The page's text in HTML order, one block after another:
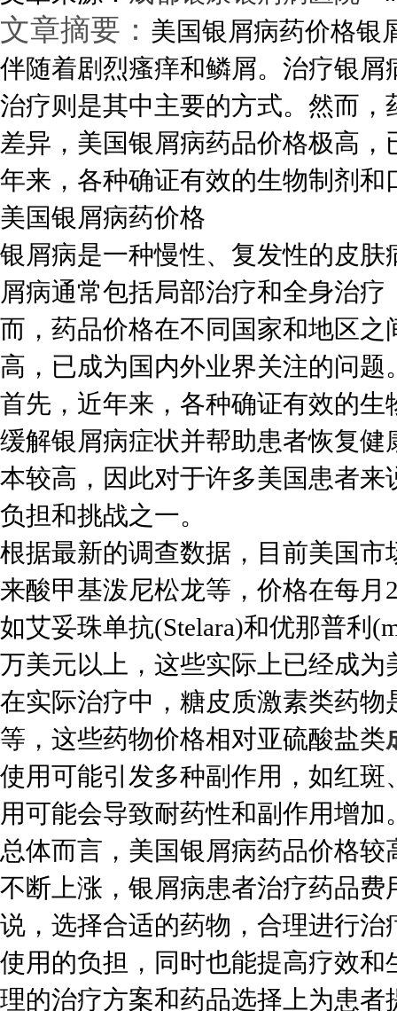
文章摘要： 美国银屑病药价格银
伴随着剧烈瘙痒和鳞屑。治疗银
治疗则是其中主要的方式。然而
差异，美国银屑病药品价格极高
年来，各种确证有效的生物制剂和
美国银屑病药价格
银屑病是一种慢性、复发性的皮
屑病通常包括局部治疗和全身治
而，药品价格在不同国家和地区
高，已成为国内外业界关注的问题
首先，近年来，各种确证有效的
缓解银屑病症状并帮助患者恢复
本较高，因此对于许多美国患者
负担和挑战之一。
根据最新的调查数据，目前美国
来酸甲基泼尼松龙等，价格在每
如艾妥珠单抗(Stelara)和优那普利
万美元以上，这些实际上已经成
在实际治疗中，糖皮质激素类药
等，这些药物价格相对亚硫酸盐类
使用可能引发多种副作用，如红
用可能会导致耐药性和副作用增加
总体而言，美国银屑病药品价格
不断上涨，银屑病患者治疗药品
说，选择合适的药物，合理进行
使用的负担，同时也能提高疗效
理的治疗方案和药品选择上为患